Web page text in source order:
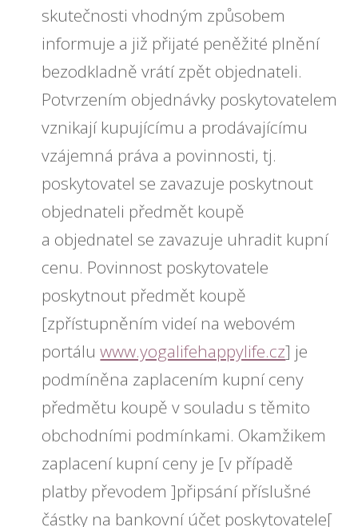
skutečnosti vhodným způsobem
informuje a již přijaté peněžité plnění
bezodkladně vrátí zpět objednateli.
Potvrzením objednávky poskytovatelem
vznikají kupujícímu a prodávajícímu
vzájemná práva a povinnosti, tj.
poskytovatel se zavazuje poskytnout
objednateli předmět koupě
a objednatel se zavazuje uhradit kupní
cenu. Povinnost poskytovatele
poskytnout předmět koupě
[zpřístupněním videí na webovém
portáluwww.yogalifehappylife.cz] je
podmíněna zaplacením kupní ceny
předmětu koupě v souladu s těmito
obchodními podmínkami. Okamžikem
zaplacení kupní ceny je [v případě
platby převodem ]připsání příslušné
částky na bankovní účet poskytovatele[